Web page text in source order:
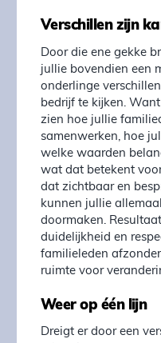
Verschillen zijn
Door die ene gekke
jullie bovendien een
onderlinge
bedrijf te kijken.
zien hoe jullie
samenwerken, hoe
welke waarden
wat dat betekent
dat zichtbaar en
kunnen jullie
doormaken.
duidelijkheid en
familieleden
ruimte voor
Weer op één lijn
Dreigt er door een